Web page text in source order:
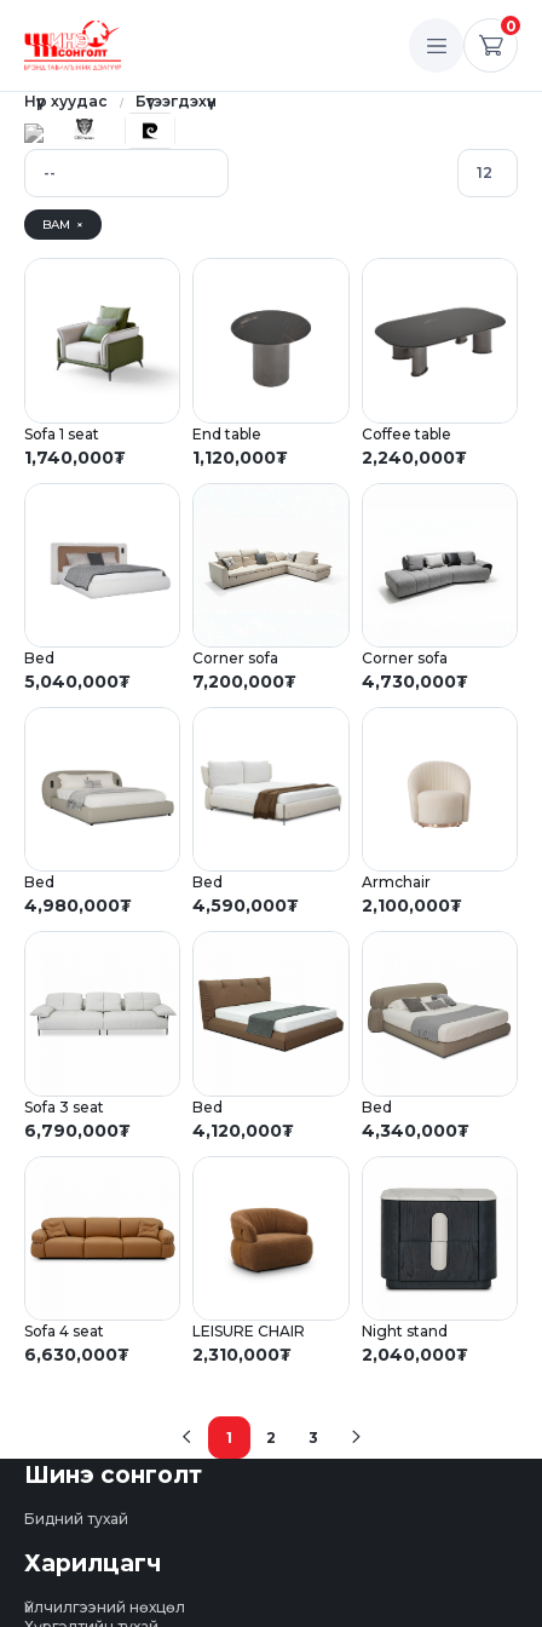
0
Нүүр хуудас Бүтээгдэхүүн
BAM ×
Sofa 1 seat
1,740,000₮
End table
1,120,000₮
Coffee table
2,240,000₮
Bed
5,040,000₮
Corner sofa
7,200,000₮
Corner sofa
4,730,000₮
Bed
4,980,000₮
Bed
4,590,000₮
Armchair
2,100,000₮
Sofa 3 seat
6,790,000₮
Bed
4,120,000₮
Bed
4,340,000₮
Sofa 4 seat
6,630,000₮
LEISURE CHAIR
2,310,000₮
Night stand
2,040,000₮
1(current)
2 3
Шинэ сонголт
Бидний тухай
Харилцагч
Үйлчилгээний нөхцөл